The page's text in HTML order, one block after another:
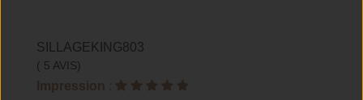
SILLAGEKING803
( 5 AVIS)
Impression :